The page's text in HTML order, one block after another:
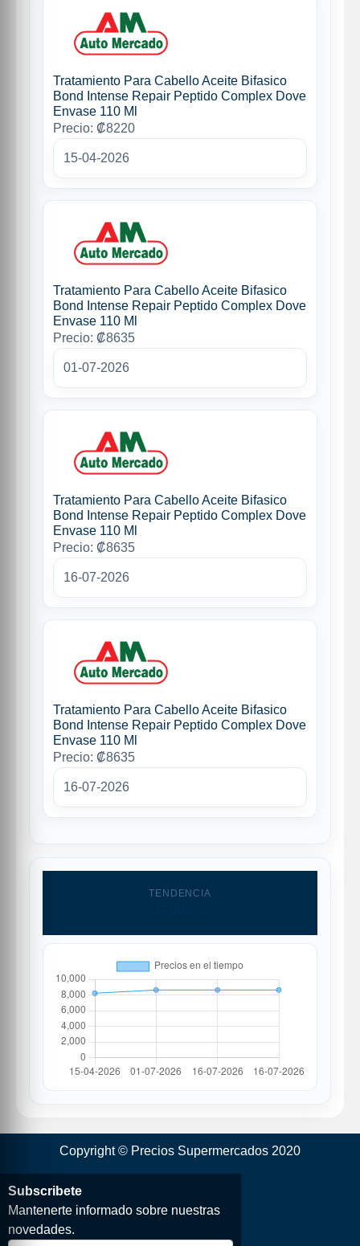
Tratamiento Para Cabello Aceite Bifasico
Bond Intense Repair Peptido Complex Dove
Envase 110 Ml
Precio: ₡8220
15-04-2026
Tratamiento Para Cabello Aceite Bifasico
Bond Intense Repair Peptido Complex Dove
Envase 110 Ml
Precio: ₡8635
01-07-2026
Tratamiento Para Cabello Aceite Bifasico
Bond Intense Repair Peptido Complex Dove
Envase 110 Ml
Precio: ₡8635
16-07-2026
Tratamiento Para Cabello Aceite Bifasico
Bond Intense Repair Peptido Complex Dove
Envase 110 Ml
Precio: ₡8635
16-07-2026
TENDENCIA
Copyright © Precios Supermercados 2020
Subscribete
Mantenerte informado sobre nuestras
novedades.